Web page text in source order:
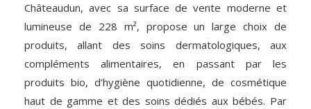
Châteaudun, avec sa surface de vente moderne et
lumineuse de 228 m², propose un large choix de
produits, allant des soins dermatologiques, aux
compléments alimentaires, en passant par les
produits bio, d’hygiène quotidienne, de cosmétique
haut de gamme et des soins dédiés aux bébés. Par